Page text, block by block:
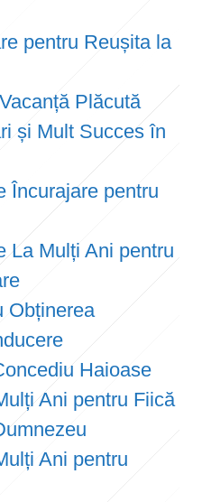
pentru Reușita la
Plăcută
și Mult Succes în
Încurajare pentru
La Mulți Ani pentru
Obținerea
Haioase
Ani pentru Fiică
Ani pentru